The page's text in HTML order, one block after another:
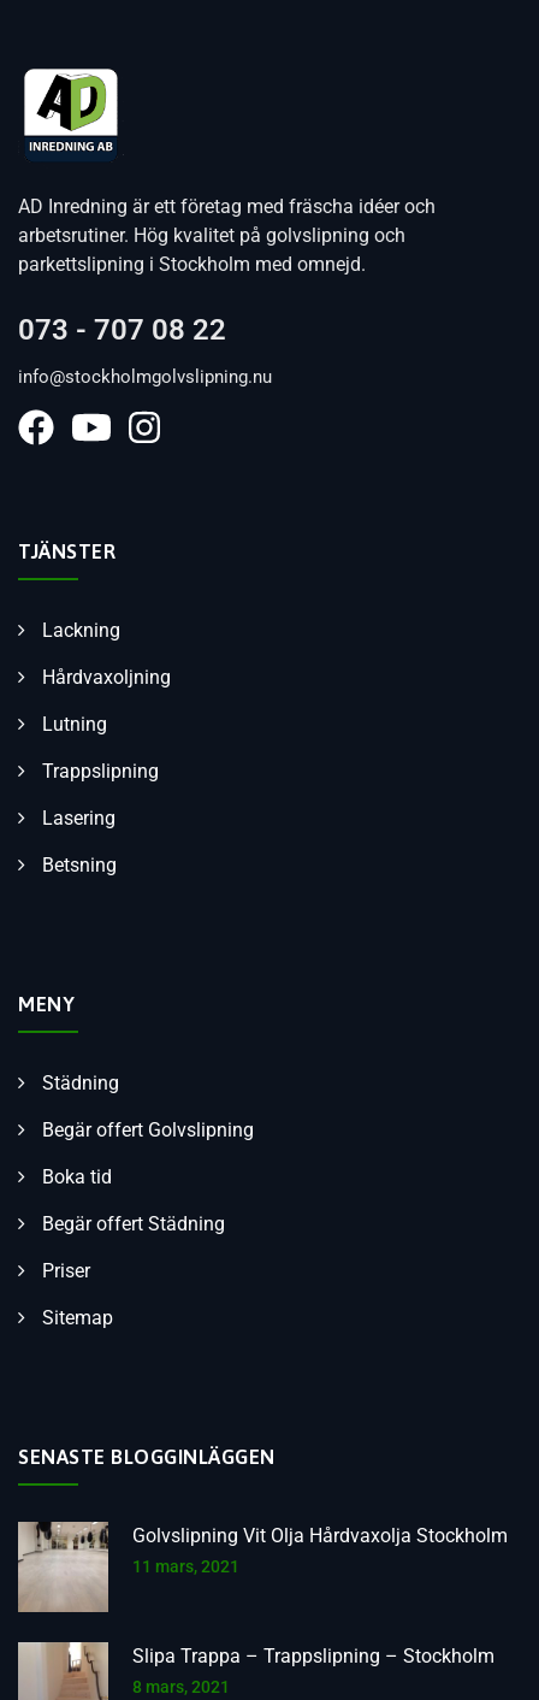
AD Inredning är ett företag med fräscha idéer och
arbetsrutiner. Hög kvalitet på golvslipning och
parkettslipning i Stockholm med omnejd.
073 - 707 08 22
info@stockholmgolvslipning.nu
TJÄNSTER
Lackning
Hårdvaxoljning
Lutning
Trappslipning
Lasering
Betsning
MENY
Städning
Begär offert Golvslipning
Boka tid
Begär offert Städning
Priser
Sitemap
SENASTE BLOGGINLÄGGEN
Golvslipning Vit Olja Hårdvaxolja Stockholm
11 mars, 2021
Slipa Trappa – Trappslipning – Stockholm
8 mars, 2021